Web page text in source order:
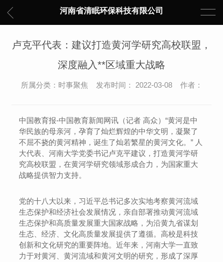
河南省清眠环保科技有限公司
卢克平代表：建议打造黄河学研究高校联盟，
深度融入**区域重大战略
所属分类：时事聚焦 发布时间： 2022-03-08 作者：
中国教育报-中国教育新闻网讯（记者 高众）“黄河是中
华民族的母亲河，孕育了灿烂辉煌的中华文明，凝聚了
不屈不挠的黄河精神，诞生了灿若繁星的黄河文化。” 人
大代表、河南大学党委书记卢克平建议，打造黄河学研
究高校联盟，在黄河学研究领域形成合力，为国家重大
战略提供智力支持。
党的十八大以来，习近平总书记多次实地考察黄河流域
生态保护和经济社会发展情况，亲自部署推动黄河流域
生态保护和高质量发展重大国家战略，为沿黄九省谋划
生态、经济、文化高质量发展提供了遵循。高校是科技
创新和文化研究的重要阵地。近年来，河南大学一直致
力于对黄河、黄河流域和黄河文明的研究，形成了深厚